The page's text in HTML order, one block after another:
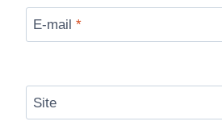
E-mail *
Site